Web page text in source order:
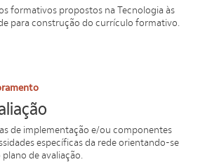
formativos propostos na Tecnologia às
para construção do currículo formativo.
de implementação e/ou componentes
específicas da rede orientando-se
de avaliação.